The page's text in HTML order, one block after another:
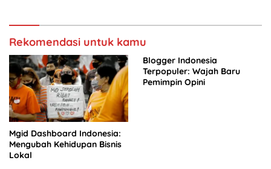
Rekomendasi untuk kamu
Mgid Dashboard Indonesia:
Mengubah Kehidupan Bisnis
Lokal
Blogger Indonesia
Terpopuler: Wajah Baru
Pemimpin Opini